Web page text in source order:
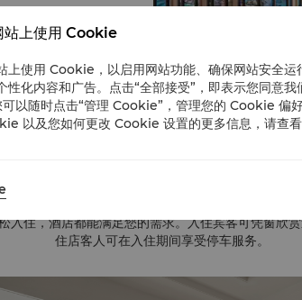
客房和套房，面积约从48平方米到261平方米不等
入住，酒店都能满足您的需求。入住宾客可凭窗欣
住店客人可在入住期间享受停车服务。
站上使用 Cookie
上使用 Cookie，以启用网站功能、确保网站安全运
性化内容和广告。点击“全部接受”，即表示您同意我
以随时点击“管理 Cookie”，管理您的 Cookie 偏
以及您如何更改 Cookie 设置的更多信息，请查看